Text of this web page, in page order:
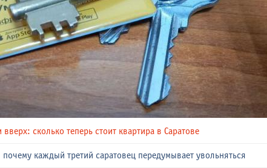
сколько теперь стоит квартира в Саратове
почему каждый третий саратовец передумывает увольняться